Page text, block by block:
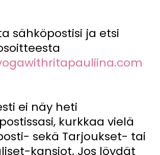
sähköpostisi ja etsi
ei näy heti
kurkkaa vielä
sekä Tarjoukset- tai
kansiot. Jos löydät